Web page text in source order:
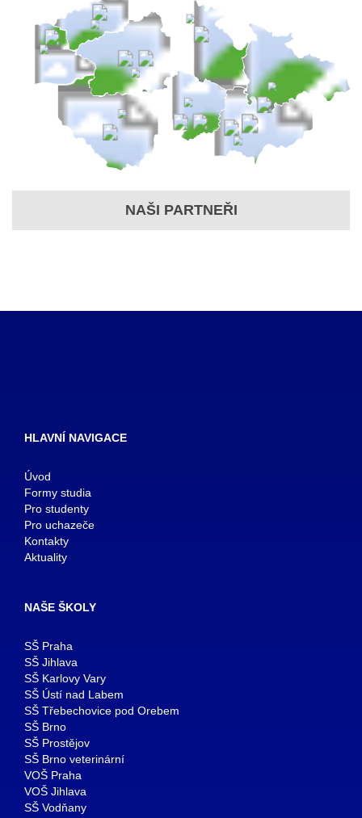
NAŠI PARTNEŘI
HLAVNÍ NAVIGACE
Úvod
Formy studia
Pro studenty
Pro uchazeče
Kontakty
Aktuality
NAŠE ŠKOLY
SŠ Praha
SŠ Jihlava
SŠ Karlovy Vary
SŠ Ústí nad Labem
SŠ Třebechovice pod Orebem
SŠ Brno
SŠ Prostějov
SŠ Brno veterinární
VOŠ Praha
VOŠ Jihlava
SŠ Vodňany